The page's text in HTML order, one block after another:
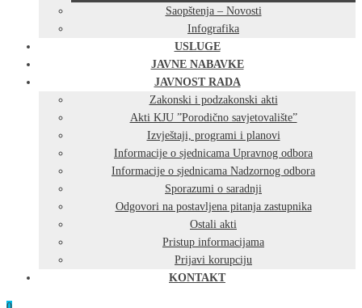
Saopštenja – Novosti
Infografika
USLUGE
JAVNE NABAVKE
JAVNOST RADA
Zakonski i podzakonski akti
Akti KJU ”Porodično savjetovalište”
Izvještaji, programi i planovi
Informacije o sjednicama Upravnog odbora
Informacije o sjednicama Nadzornog odbora
Sporazumi o saradnji
Odgovori na postavljena pitanja zastupnika
Ostali akti
Pristup informacijama
Prijavi korupciju
KONTAKT